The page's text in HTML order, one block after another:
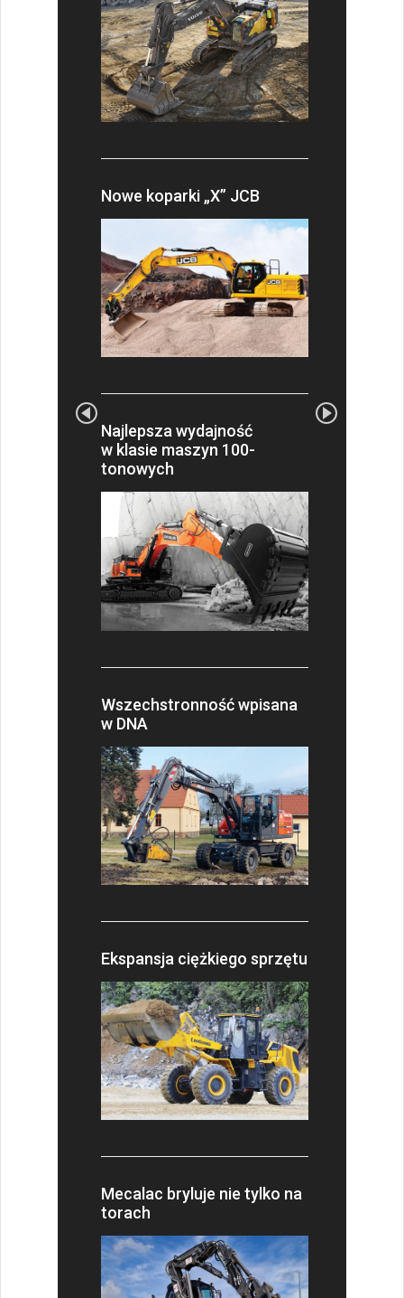
Nowe koparki „X” JCB
Najlepsza wydajność
w klasie maszyn 100-
tonowych
Wszechstronność wpisana
w DNA
Ekspansja ciężkiego sprzętu
Mecalac bryluje nie tylko na
torach